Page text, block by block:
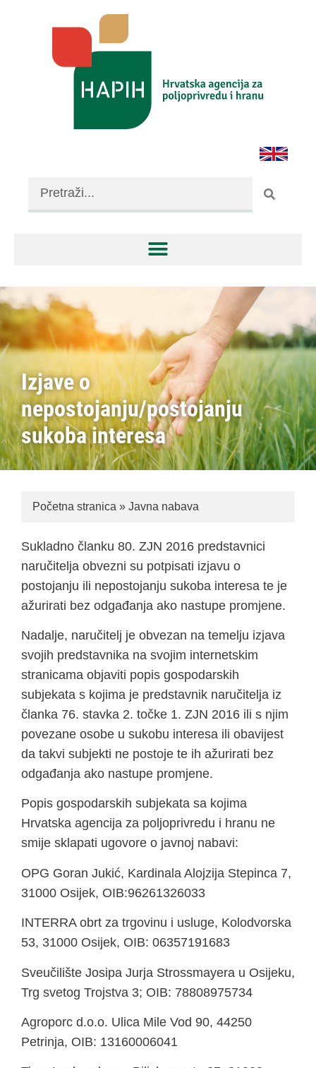
Izjave o
nepostojanju/postojanju
sukoba interesa
Početna stranica » Javna nabava
Sukladno članku 80. ZJN 2016 predstavnici
naručitelja obvezni su potpisati izjavu o
postojanju ili nepostojanju sukoba interesa te je
ažurirati bez odgađanja ako nastupe promjene.
Nadalje, naručitelj je obvezan na temelju izjava
svojih predstavnika na svojim internetskim
stranicama objaviti popis gospodarskih
subjekata s kojima je predstavnik naručitelja iz
članka 76. stavka 2. točke 1. ZJN 2016 ili s njim
povezane osobe u sukobu interesa ili obavijest
da takvi subjekti ne postoje te ih ažurirati bez
odgađanja ako nastupe promjene.
Popis gospodarskih subjekata sa kojima
Hrvatska agencija za poljoprivredu i hranu ne
smije sklapati ugovore o javnoj nabavi:
OPG Goran Jukić, Kardinala Alojzija Stepinca 7,
31000 Osijek, OIB:96261326033
INTERRA obrt za trgovinu i usluge, Kolodvorska
53, 31000 Osijek, OIB: 06357191683
Sveučilište Josipa Jurja Strossmayera u Osijeku,
Trg svetog Trojstva 3; OIB: 78808975734
Agroporc d.o.o. Ulica Mile Vod 90, 44250
Petrinja, OIB: 13160006041